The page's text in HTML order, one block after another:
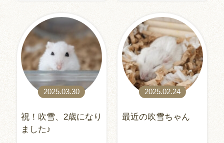
2025.03.30
祝！吹雪、2歳になり
ました♪
2025.02.24
最近の吹雪ちゃん